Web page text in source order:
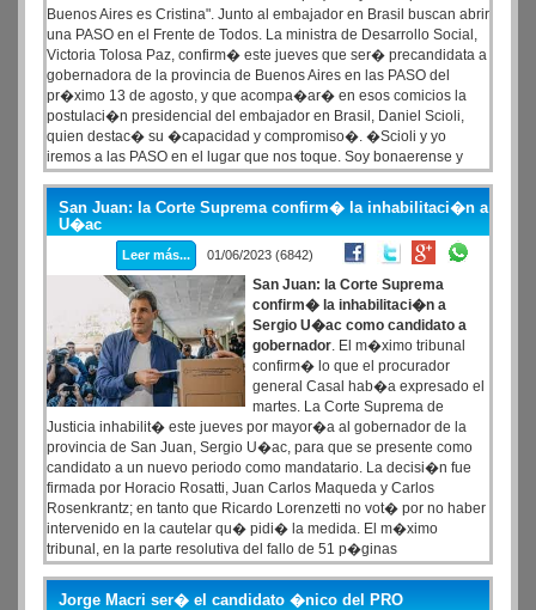
Buenos Aires es Cristina". Junto al embajador en Brasil buscan abrir
una PASO en el Frente de Todos. La ministra de Desarrollo Social,
Victoria Tolosa Paz, confirm� este jueves que ser� precandidata a
gobernadora de la provincia de Buenos Aires en las PASO del
pr�ximo 13 de agosto, y que acompa�ar� en esos comicios la
postulaci�n presidencial del embajador en Brasil, Daniel Scioli,
quien destac� su �capacidad y compromiso�. �Scioli y yo
iremos a las PASO en el lugar que nos toque. Soy bonaerense y
quiero jugar en la provincia de Buenos Aires.
San Juan: la Corte Suprema confirm� la inhabilitaci�n a
U�ac
Leer más... 01/06/2023 (6842)
San Juan: la Corte Suprema
confirm� la inhabilitaci�n a
Sergio U�ac como candidato a
gobernador. El m�ximo tribunal
confirm� lo que el procurador
general Casal hab�a expresado el
martes. La Corte Suprema de
Justicia inhabilit� este jueves por mayor�a al gobernador de la
provincia de San Juan, Sergio U�ac, para que se presente como
candidato a un nuevo periodo como mandatario. La decisi�n fue
firmada por Horacio Rosatti, Juan Carlos Maqueda y Carlos
Rosenkrantz; en tanto que Ricardo Lorenzetti no vot� por no haber
intervenido en la cautelar qu� pidi� la medida. El m�ximo
tribunal, en la parte resolutiva del fallo de 51 p�ginas
Jorge Macri ser� el candidato �nico del PRO